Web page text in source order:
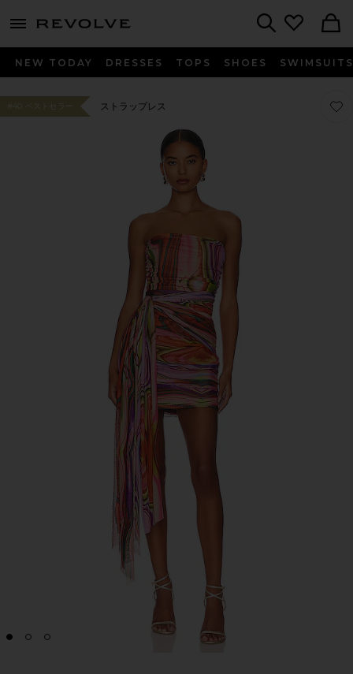
menu - shows more content
NEW TODAY DRESSES TOPS SHOES SWIMSUITS
#40 ベストセラー ストラップレス お気
お気